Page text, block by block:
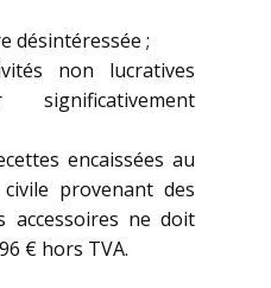
désintéressée ;
non lucratives
encaissées au
provenant des
accessoires ne doit
€ hors TVA.